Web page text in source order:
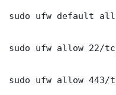
sudo ufw default
sudo ufw allow 22/
sudo ufw allow 443/